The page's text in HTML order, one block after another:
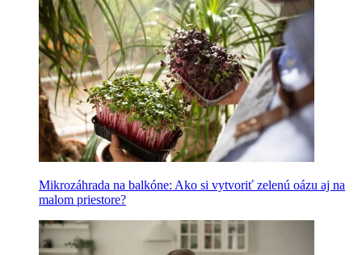
Mikrozáhrada na balkóne: Ako si vytvoriť zelenú oázu aj na
malom priestore?